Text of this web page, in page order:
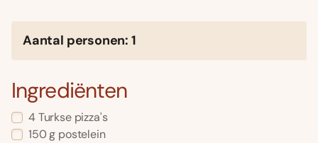
Aantal personen: 1
Ingrediënten
4 Turkse pizza's
150 g postelein